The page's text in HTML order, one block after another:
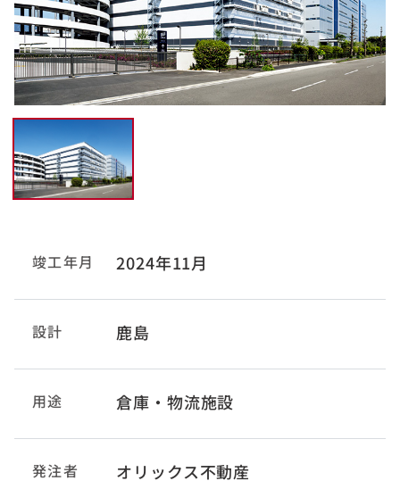
竣工年月 2024年11月
設計 鹿島
用途 倉庫・物流施設
発注者 オリックス不動産